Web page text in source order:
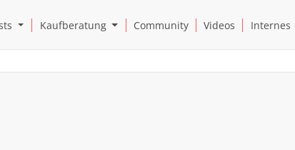
Submenu
Open Tests Submenu
Kaufberatung Open Kaufberatung Submenu
Community Videos Internes